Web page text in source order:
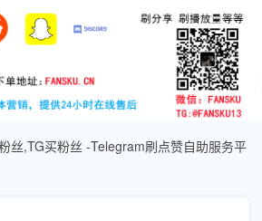
丝,TG买粉丝 -Telegram刷点赞自助服务平